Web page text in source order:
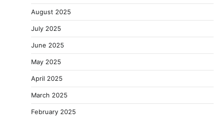
August 2025
July 2025
June 2025
May 2025
April 2025
March 2025
February 2025